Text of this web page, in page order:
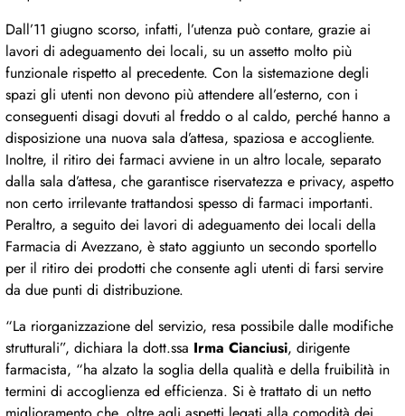
Dall’11 giugno scorso, infatti, l’utenza può contare, grazie ai
lavori di adeguamento dei locali, su un assetto molto più
funzionale rispetto al precedente. Con la sistemazione degli
spazi gli utenti non devono più attendere all’esterno, con i
conseguenti disagi dovuti al freddo o al caldo, perché hanno a
disposizione una nuova sala d’attesa, spaziosa e accogliente.
Inoltre, il ritiro dei farmaci avviene in un altro locale, separato
dalla sala d’attesa, che garantisce riservatezza e privacy, aspetto
non certo irrilevante trattandosi spesso di farmaci importanti.
Peraltro, a seguito dei lavori di adeguamento dei locali della
Farmacia di Avezzano, è stato aggiunto un secondo sportello
per il ritiro dei prodotti che consente agli utenti di farsi servire
da due punti di distribuzione.
“La riorganizzazione del servizio, resa possibile dalle modifiche
strutturali”, dichiara la dott.ssa Irma Cianciusi, dirigente
farmacista, “ha alzato la soglia della qualità e della fruibilità in
termini di accoglienza ed efficienza. Si è trattato di un netto